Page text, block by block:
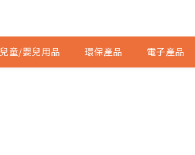
兒童/嬰兒用品 環保產品 電子產品